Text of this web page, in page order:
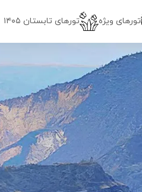
تورهای ویژه تور‌های تابستان ۱۴۰۵